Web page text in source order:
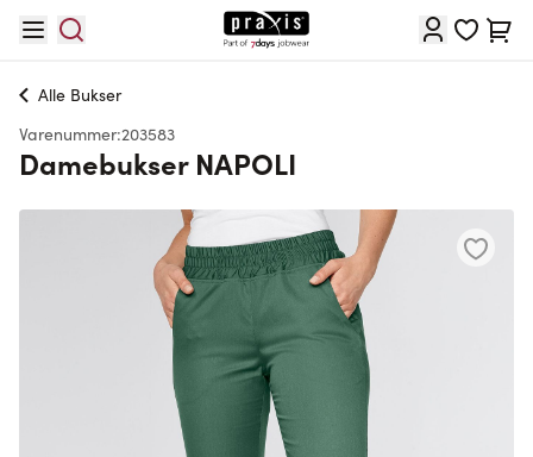
Cart
Alle Bukser
Varenummer:203583
Damebukser NAPOLI